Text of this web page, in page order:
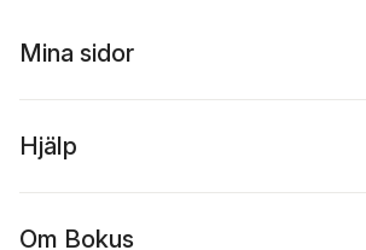
Mina sidor
Hjälp
Om Bokus